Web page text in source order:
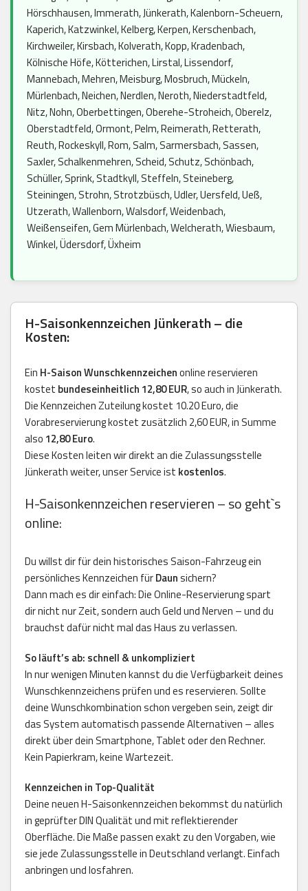
Hörschhausen, Immerath, Jünkerath, Kalenborn-Scheuern,
Kaperich, Katzwinkel, Kelberg, Kerpen, Kerschenbach,
Kirchweiler, Kirsbach, Kolverath, Kopp, Kradenbach,
Kölnische Höfe, Kötterichen, Lirstal, Lissendorf,
Mannebach, Mehren, Meisburg, Mosbruch, Mückeln,
Mürlenbach, Neichen, Nerdlen, Neroth, Niederstadtfeld,
Nitz, Nohn, Oberbettingen, Oberehe-Stroheich, Oberelz,
Oberstadtfeld, Ormont, Pelm, Reimerath, Retterath,
Reuth, Rockeskyll, Rom, Salm, Sarmersbach, Sassen,
Saxler, Schalkenmehren, Scheid, Schutz, Schönbach,
Schüller, Sprink, Stadtkyll, Steffeln, Steineberg,
Steiningen, Strohn, Strotzbüsch, Udler, Uersfeld, Ueß,
Utzerath, Wallenborn, Walsdorf, Weidenbach,
Weißenseifen, Gem Mürlenbach, Welcherath, Wiesbaum,
Winkel, Üdersdorf, Üxheim
H-Saisonkennzeichen Jünkerath – die
Kosten:
Ein H-Saison Wunschkennzeichenonline reservieren
kostet bundeseinheitlich 12,80 EUR, so auch in Jünkerath.
Die Kennzeichen Zuteilung kostet 10.20 Euro, die
Vorabreservierung kostet zusätzlich 2,60 EUR, in Summe
also 12,80 Euro.
Diese Kosten leiten wir direkt an die Zulassungsstelle
Jünkerath weiter, unser Service ist kostenlos.
H-Saisonkennzeichen reservieren – so geht`s
online:
Du willst dir für dein historisches Saison-Fahrzeug ein
persönliches Kennzeichen fürDaunsichern?
Dann mach es dir einfach: Die Online-Reservierung spart
dir nicht nur Zeit, sondern auch Geld und Nerven – und du
brauchst dafür nicht mal das Haus zu verlassen.
So läuft’s ab: schnell & unkompliziert
In nur wenigen Minuten kannst du die Verfügbarkeit deines
Wunschkennzeichens prüfen und es reservieren. Sollte
deine Wunschkombination schon vergeben sein, zeigt dir
das System automatisch passende Alternativen – alles
direkt über dein Smartphone, Tablet oder den Rechner.
Kein Papierkram, keine Wartezeit.
Kennzeichen in Top-Qualität
Deine neuen H-Saisonkennzeichen bekommst du natürlich
in geprüfter DIN Qualität und mit reflektierender
Oberfläche. Die Maße passen exakt zu den Vorgaben, wie
sie jede Zulassungsstelle in Deutschland verlangt. Einfach
anbringen und losfahren.